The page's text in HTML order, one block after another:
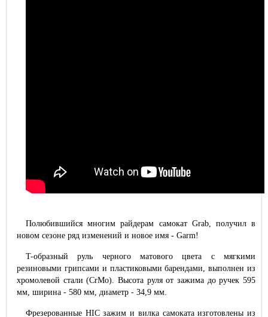
Полюбившийся многим райдерам самокат Grab, получил в
новом сезоне ряд изменений и новое имя - Garm!
T-образный руль черного матового цвета с мягкими
резиновыми грипсами и пластиковыми барендами, выполнен из
хромолевой стали (CrMo). Высота руля от зажима до ручек 595
мм, ширина - 580 мм, диаметр - 34,9 мм.
Фрезерованные HIC зажим и вилка самоката изготовлены из